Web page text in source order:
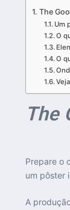
The
Um
O
O
The
Prepare o
um pôster
A